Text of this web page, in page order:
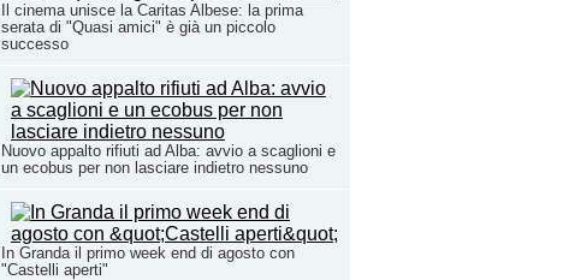
Il cinema unisce la Caritas Albese: la prima
serata di "Quasi amici" è già un piccolo
successo
Nuovo appalto rifiuti ad Alba: avvio a scaglioni e
un ecobus per non lasciare indietro nessuno
In Granda il primo week end di agosto con
"Castelli aperti"